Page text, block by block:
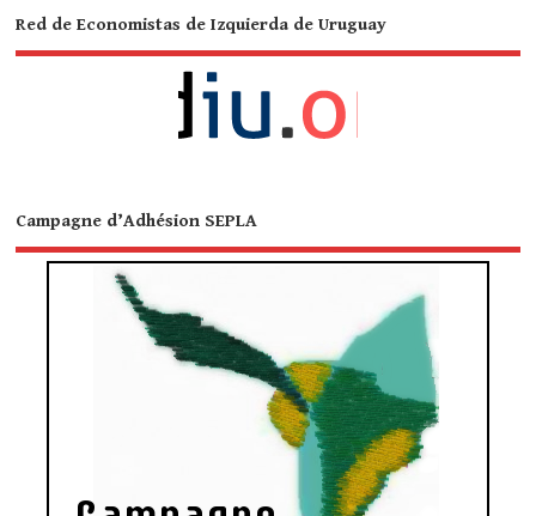
Red de Economistas de Izquierda de Uruguay
Campagne d’Adhésion SEPLA